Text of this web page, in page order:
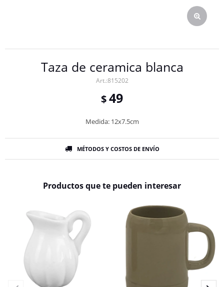
Taza de ceramica blanca
815202
$49
Medida: 12x7.5cm
MÉTODOS Y COSTOS DE ENVÍO
Productos que te pueden interesar